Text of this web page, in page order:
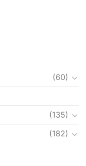
(60)
(135)
(182)